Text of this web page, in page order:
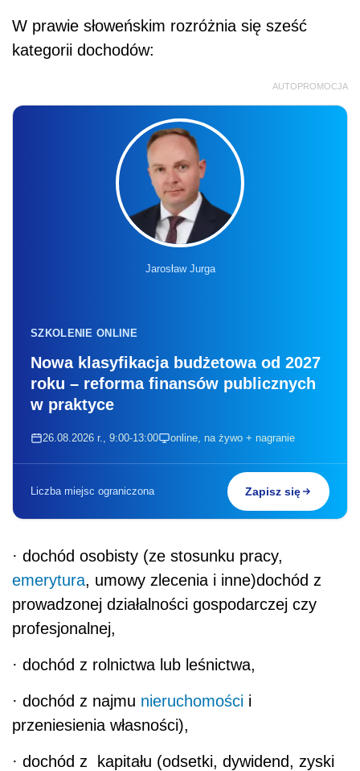
W prawie słoweńskim rozróżnia się sześć
kategorii dochodów:
AUTOPROMOCJA
Jarosław Jurga
SZKOLENIE ONLINE
Nowa klasyfikacja budżetowa od 2027
roku – reforma finansów publicznych
w praktyce
26.08.2026 r., 9:00-13:00 online, na żywo + nagranie
Liczba miejsc ograniczona Zapisz się
· dochód osobisty (ze stosunku pracy,
emerytura, umowy zlecenia i inne)dochód z
prowadzonej działalności gospodarczej czy
profesjonalnej,
· dochód z rolnictwa lub leśnictwa,
· dochód z najmu nieruchomości i
przeniesienia własności),
· dochód z kapitału (odsetki, dywidend, zyski